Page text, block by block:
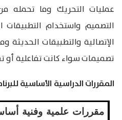
عمليات التحريك وما تحمله
التصميم واستخدام
الإتصالية والتطبيقات
تصميمات سواء كانت تفاعلية أو
المقررات الدراسية الأساسية
مقررات علمية وفنية